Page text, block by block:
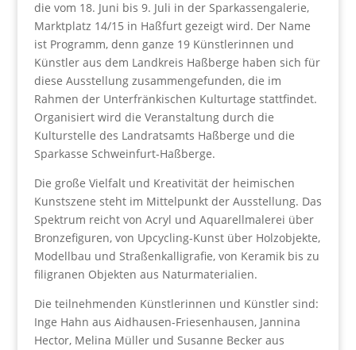
die vom 18. Juni bis 9. Juli in der Sparkassengalerie,
Marktplatz 14/15 in Haßfurt gezeigt wird. Der Name
ist Programm, denn ganze 19 Künstlerinnen und
Künstler aus dem Landkreis Haßberge haben sich für
diese Ausstellung zusammengefunden, die im
Rahmen der Unterfränkischen Kulturtage stattfindet.
Organisiert wird die Veranstaltung durch die
Kulturstelle des Landratsamts Haßberge und die
Sparkasse Schweinfurt-Haßberge.
Die große Vielfalt und Kreativität der heimischen
Kunstszene steht im Mittelpunkt der Ausstellung. Das
Spektrum reicht von Acryl und Aquarellmalerei über
Bronzefiguren, von Upcycling-Kunst über Holzobjekte,
Modellbau und Straßenkalligrafie, von Keramik bis zu
filigranen Objekten aus Naturmaterialien.
Die teilnehmenden Künstlerinnen und Künstler sind:
Inge Hahn aus Aidhausen-Friesenhausen, Jannina
Hector, Melina Müller und Susanne Becker aus